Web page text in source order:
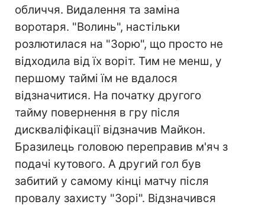
обличчя. Видалення та заміна
воротаря. "Волинь", настільки
розлютилася на "Зорю", що просто не
відходила від їх воріт. Тим не менш, у
першому таймі їм не вдалося
відзначитися. На початку другого
тайму повернення в гру після
дискваліфікації відзначив Майкон.
Бразилець головою переправив м'яч з
подачі кутового. А другий гол був
забитий у самому кінці матчу після
провалу захисту "Зорі". Відзначився